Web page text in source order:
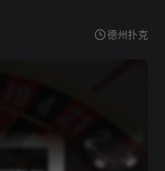
德州扑克